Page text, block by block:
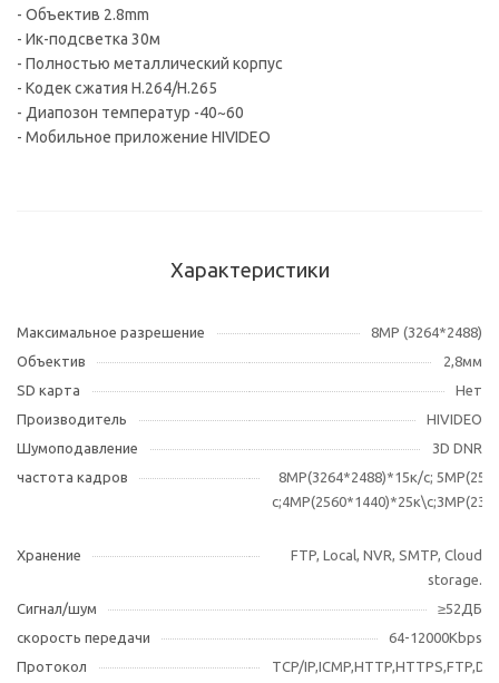
- Объектив 2.8mm
- Ик-подсветка 30м
- Полностью металлический корпус
- Кодек сжатия H.264/H.265
- Диапозон температур -40~60
- Мобильное приложение HIVIDEO
Характеристики
Максимальное разрешение
8MP (3264*2488)
Объектив
2,8мм
SD карта
Нет
Производитель
HIVIDEO
Шумоподавление
3D DNR
частота кадров
8МР(3264*2488)*15к/c;
Хранение
FTP, Local, NVR, SMTP, Cloud
storage.
Сигнал/шум
≥52ДБ
скорость передачи
64-12000Kbps
Протокол
TCP/